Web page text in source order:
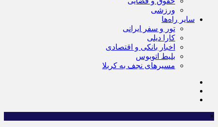
ورزشی
سایر راه‌ها
تور و سفر ایرانی
کارا دیلی
اخبار بانکی و اقتصادی
بلیط اتوبوس
مسیرهای نجف به کربلا
×